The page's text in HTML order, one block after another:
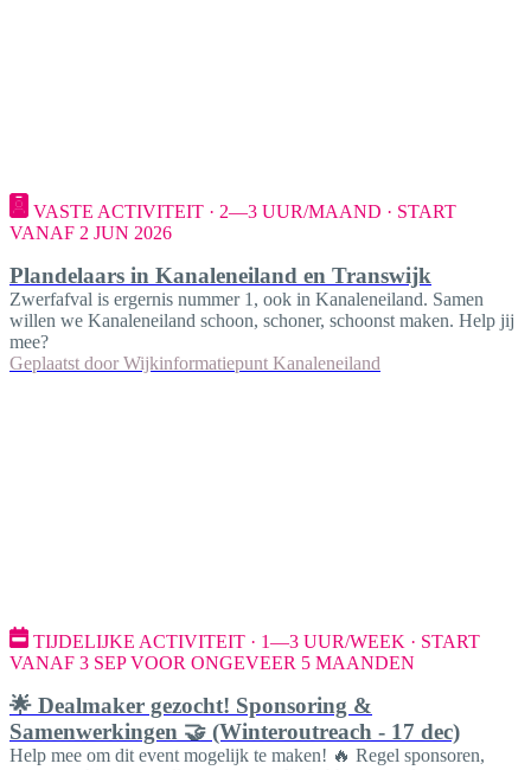
VASTE ACTIVITEIT · 2—3 UUR/MAAND · START
VANAF 2 JUN 2026
Plandelaars in Kanaleneiland en Transwijk
Zwerfafval is ergernis nummer 1, ook in Kanaleneiland. Samen
willen we Kanaleneiland schoon, schoner, schoonst maken. Help jij
mee?
Geplaatst door Wijkinformatiepunt Kanaleneiland
TIJDELIJKE ACTIVITEIT · 1—3 UUR/WEEK · START
VANAF 3 SEP VOOR ONGEVEER 5 MAANDEN
🌟 Dealmaker gezocht! Sponsoring &
Samenwerkingen 🤝 (Winteroutreach - 17 dec)
Help mee om dit event mogelijk te maken! 🔥 Regel sponsoren,